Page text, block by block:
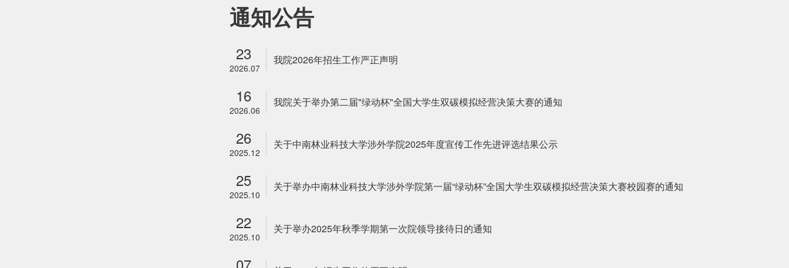
通知公告
23
2026.07
我院2026年招生工作严正声明
16
2026.06
我院关于举办第二届"绿动杯"全国大学生双碳模拟经营决策大赛的通知
26
2025.12
关于中南林业科技大学涉外学院2025年度宣传工作先进评选结果公示
25
2025.10
关于举办中南林业科技大学涉外学院第一届“绿动杯”全国大学生双碳模拟经营决策大赛校园赛的通知
22
2025.10
关于举办2025年秋季学期第一次院领导接待日的通知